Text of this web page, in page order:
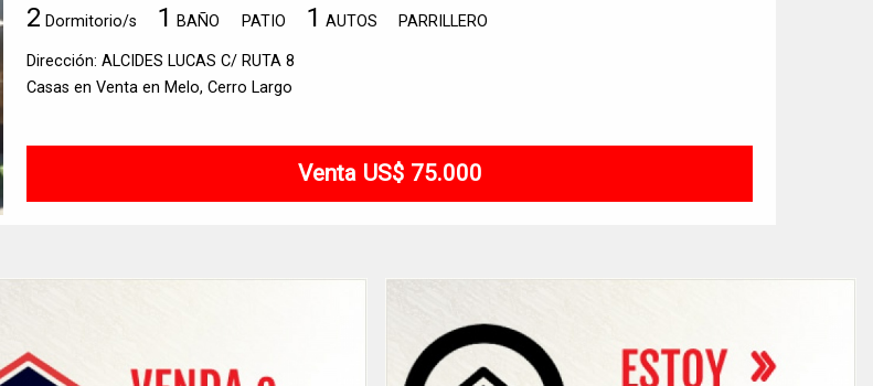
2 Dormitorio/s 1 BAÑO PATIO 1 AUTOS PARRILLERO
Dirección: ALCIDES LUCAS C/ RUTA 8
Casas en Venta en Melo, Cerro Largo
Venta US$ 75.000